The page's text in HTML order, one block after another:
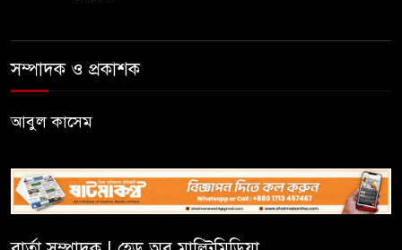
জুড়ীতে চা শ্রমিকদের এক দফা
১০ আগস্ট
সরকারি টিচার্স ট্রেনিং কলেজে
সাহিত্য ও সাংস্কৃতিক সপ্তাহের
সম্পাদক ও প্রকাশক
আবুল কাসেম